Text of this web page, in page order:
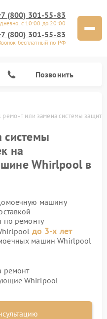
(800) 301-55-83
с 10:00 до 20:00
(800) 301-55-83
бесплатный по РФ
Позвонить
или замена системы защиты
системы
на
Whirlpool в
машину
по ремонту
до 3-х лет
машин Whirlpool
ремонт
Whirlpool